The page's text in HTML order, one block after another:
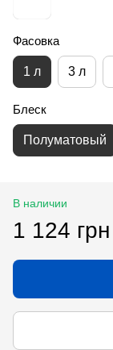
Фасовка
1 л 3 л
Блеск
Полуматовый
В наличии
1 124 грн